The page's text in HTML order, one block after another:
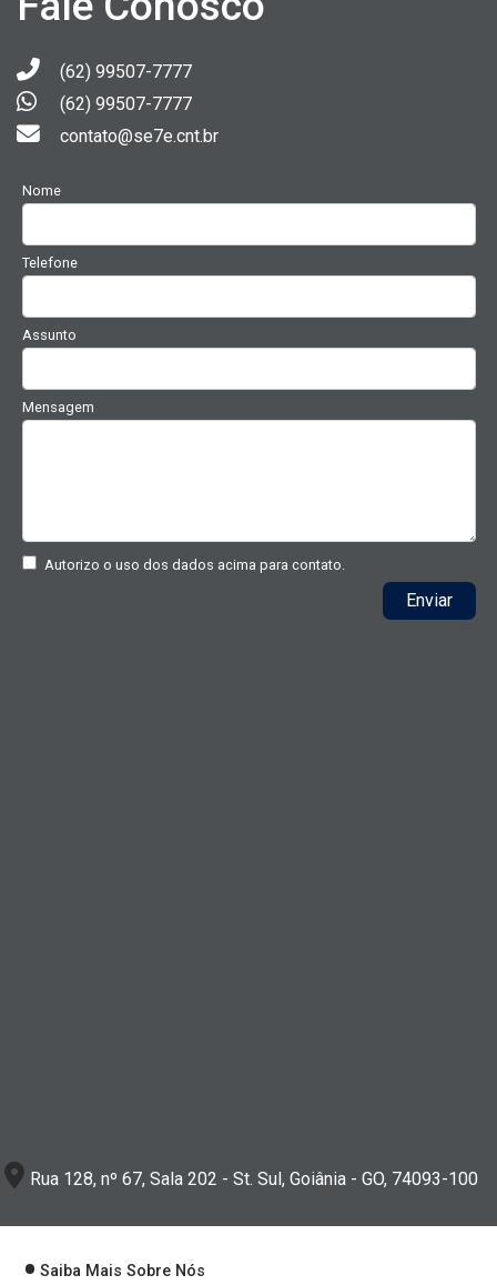
(62) 99507-7777
(62) 99507-7777
contato@se7e.cnt.br
Nome
Telefone
Assunto
Mensagem
Autorizo o uso dos dados acima para contato.
Enviar
Rua 128, nº 67, Sala 202 - St. Sul, Goiânia - GO, 74093-100
Saiba Mais Sobre Nós